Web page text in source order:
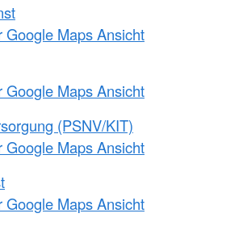
Google Maps Ansicht
Google Maps Ansicht
(PSNV/KIT)
Google Maps Ansicht
Google Maps Ansicht